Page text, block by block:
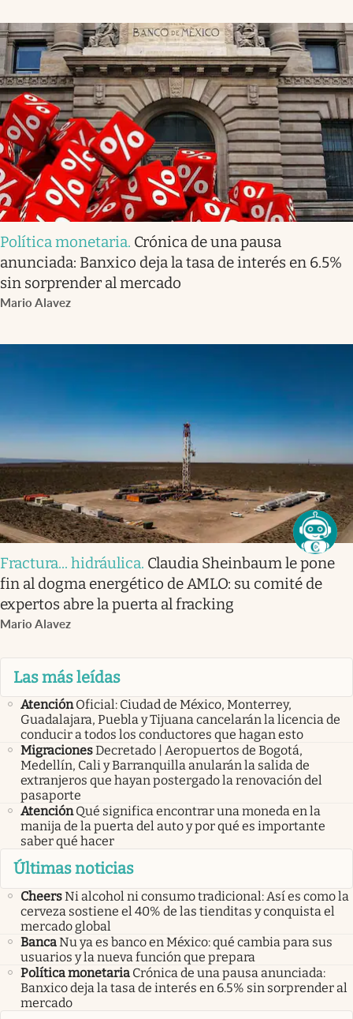
Política monetaria. Crónica de una pausa
anunciada: Banxico deja la tasa de interés en 6.5%
sin sorprender al mercado
Mario Alavez
Fractura... hidráulica. Claudia Sheinbaum le pone
fin al dogma energético de AMLO: su comité de
expertos abre la puerta al fracking
Mario Alavez
Las más leídas
Atención Oficial: Ciudad de México, Monterrey,
Guadalajara, Puebla y Tijuana cancelarán la licencia de
conducir a todos los conductores que hagan esto
MigracionesDecretado | Aeropuertos de Bogotá,
Medellín, Cali y Barranquilla anularán la salida de
extranjeros que hayan postergado la renovación del
pasaporte
Atención Qué significa encontrar una moneda en la
manija de la puerta del auto y por qué es importante
saber qué hacer
Últimas noticias
CheersNi alcohol ni consumo tradicional: Así es como la
cerveza sostiene el 40% de las tienditas y conquista el
mercado global
BancaNu ya es banco en México: qué cambia para sus
usuarios y la nueva función que prepara
Política monetaria Crónica de una pausa anunciada:
Banxico deja la tasa de interés en 6.5% sin sorprender al
mercado